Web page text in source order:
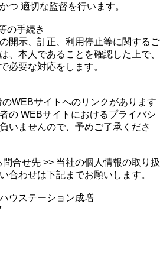
つ 適切な監督を行います。
の手続き
開示、訂正、利用停止等に関するご
、本人であることを確認した上で、
必要な対応をします。
WEBサイトへのリンクがあります
の WEBサイトにおけるプライバシ
いませんので、予めご了承くださ
問合せ先 >> 当社の個人情報の取り扱
合わせは下記までお願いします。
ウステーション成増